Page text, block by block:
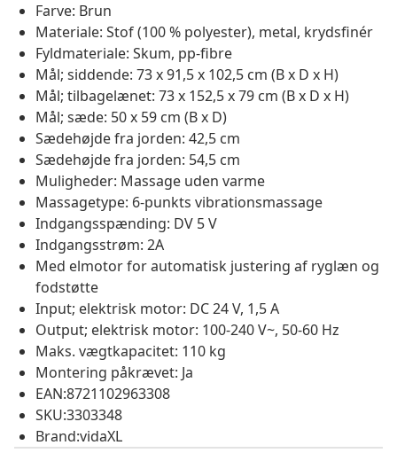
Farve: Brun
Materiale: Stof (100 % polyester), metal, krydsfinér
Fyldmateriale: Skum, pp-fibre
Mål; siddende: 73 x 91,5 x 102,5 cm (B x D x H)
Mål; tilbagelænet: 73 x 152,5 x 79 cm (B x D x H)
Mål; sæde: 50 x 59 cm (B x D)
Sædehøjde fra jorden: 42,5 cm
Sædehøjde fra jorden: 54,5 cm
Muligheder: Massage uden varme
Massagetype: 6-punkts vibrationsmassage
Indgangsspænding: DV 5 V
Indgangsstrøm: 2A
Med elmotor for automatisk justering af ryglæn og
fodstøtte
Input; elektrisk motor: DC 24 V, 1,5 A
Output; elektrisk motor: 100-240 V~, 50-60 Hz
Maks. vægtkapacitet: 110 kg
Montering påkrævet: Ja
EAN:8721102963308
SKU:3303348
Brand:vidaXL